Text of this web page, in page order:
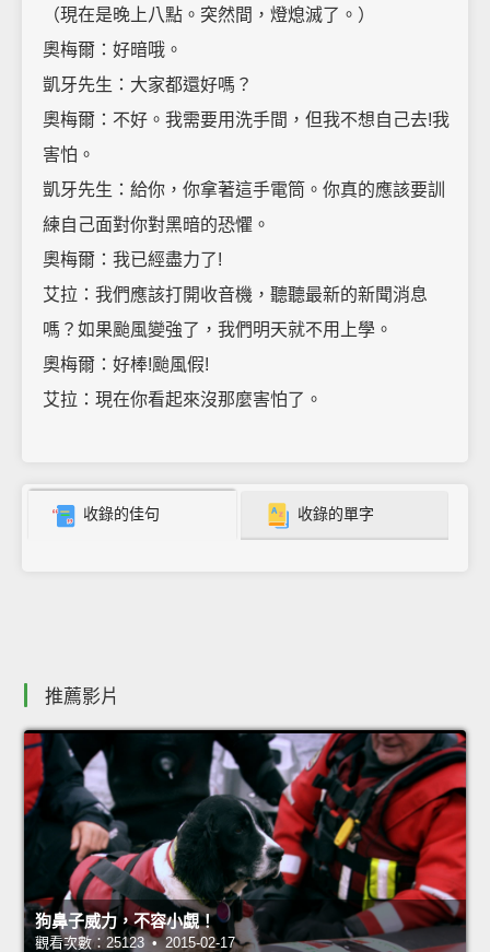
（現在是晚上八點。突然間，燈熄滅了。）
奧梅爾：好暗哦。
凱牙先生：大家都還好嗎？
奧梅爾：不好。我需要用洗手間，但我不想自己去!我
害怕。
凱牙先生：給你，你拿著這手電筒。你真的應該要訓
練自己面對你對黑暗的恐懼。
奧梅爾：我已經盡力了!
艾拉：我們應該打開收音機，聽聽最新的新聞消息
嗎？如果颱風變強了，我們明天就不用上學。
奧梅爾：好棒!颱風假!
艾拉：現在你看起來沒那麼害怕了。
收錄的佳句 收錄的單字
推薦影片
狗鼻子威力，不容小覷！
觀看次數：25123 • 2015-02-17